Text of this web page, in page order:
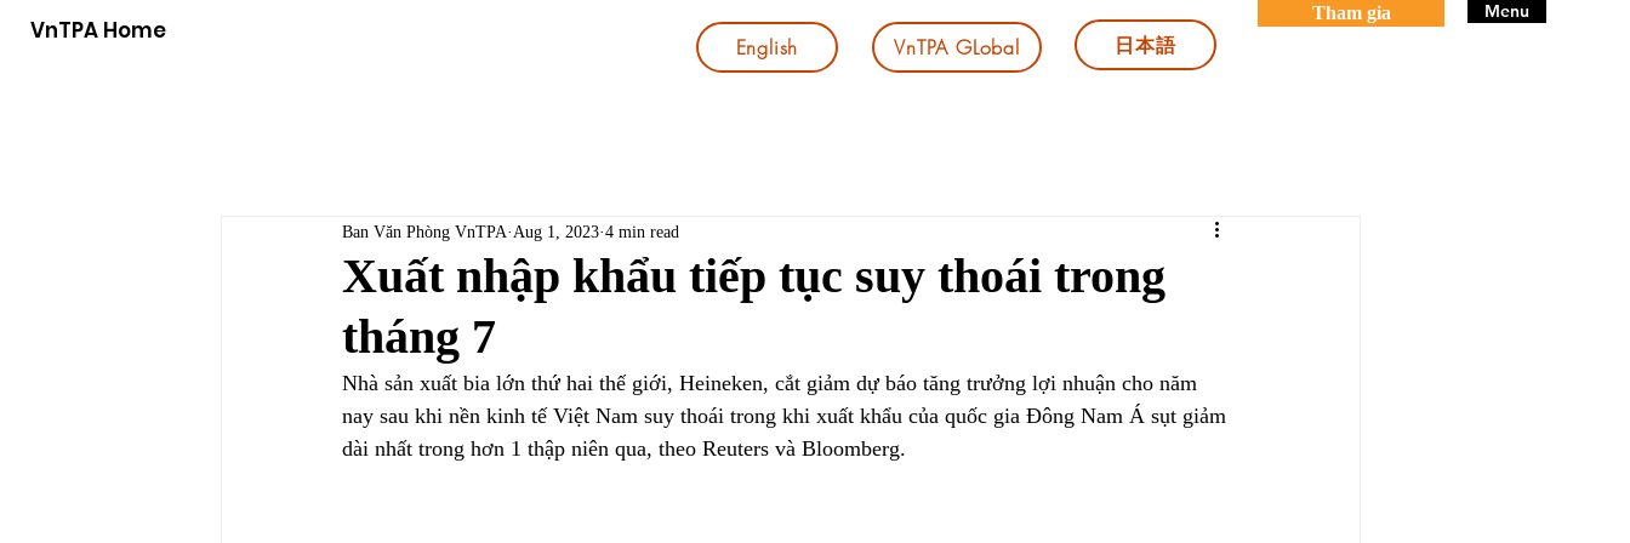
VnTPA Home
English VnTPA GLobal 日本語
Menu
Tham gia
Xuất nhập khẩu tiếp tục suy thoái trong
tháng 7
Ban Văn Phòng VnTPA Aug 1, 2023 4 min read
Nhà sản xuất bia lớn thứ hai thế giới, Heineken, cắt giảm dự báo tăng trưởng lợi nhuận cho năm
nay sau khi nền kinh tế Việt Nam suy thoái trong khi xuất khẩu của quốc gia Đông Nam Á sụt giảm
dài nhất trong hơn 1 thập niên qua, theo Reuters và Bloomberg.